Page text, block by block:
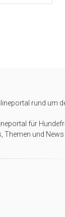
für
Themen und